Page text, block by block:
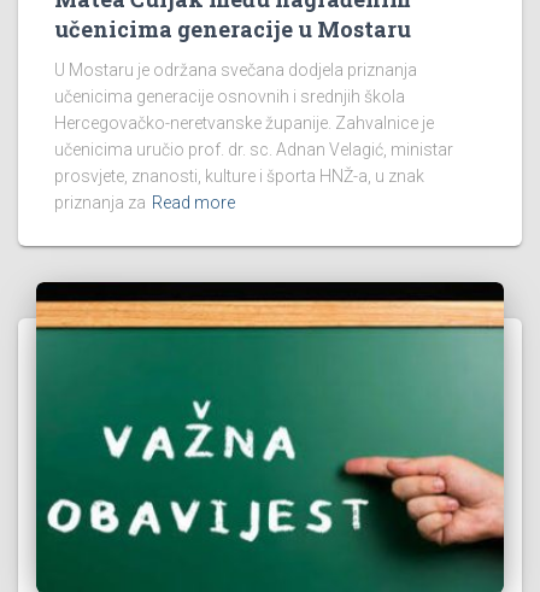
učenicima generacije u Mostaru
U Mostaru je održana svečana dodjela priznanja
učenicima generacije osnovnih i srednjih škola
Hercegovačko-neretvanske županije. Zahvalnice je
učenicima uručio prof. dr. sc. Adnan Velagić, ministar
prosvjete, znanosti, kulture i športa HNŽ-a, u znak
priznanja za Read more